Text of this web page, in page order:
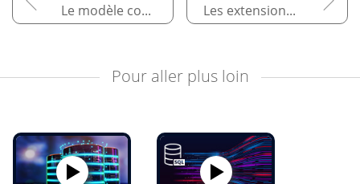
Le modèle conceptuel des traitements Les extensions Merise/2
Pour aller plus loin